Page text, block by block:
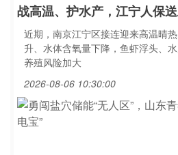
战高温、护水产，江宁人保
近期，南京江宁区接连迎来高温晴
升、水体含氧量下降，鱼虾浮头、
养殖风险加大
2026-08-06 10:30:00